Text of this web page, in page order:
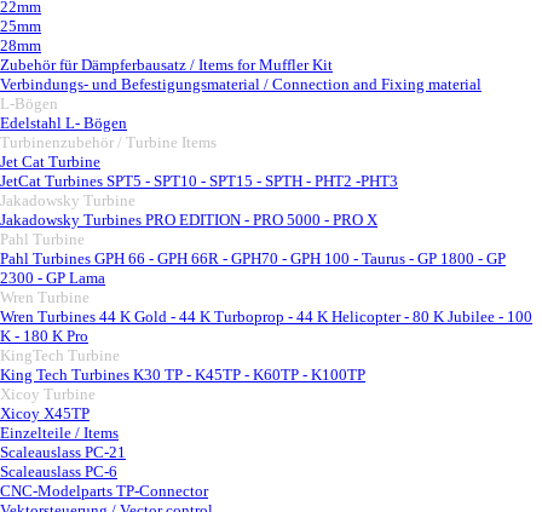
22mm
25mm
28mm
Zubehör für Dämpferbausatz / Items for Muffler Kit
Verbindungs- und Befestigungsmaterial / Connection and Fixing material
L-Bögen
Edelstahl L- Bögen
Turbinenzubehör / Turbine Items
Jet Cat Turbine
JetCat Turbines SPT5 - SPT10 - SPT15 - SPTH - PHT2 -PHT3
Jakadowsky Turbine
Jakadowsky Turbines PRO EDITION - PRO 5000 - PRO X
Pahl Turbine
Pahl Turbines GPH 66 - GPH 66R - GPH70 - GPH 100 - Taurus - GP 1800 - GP
2300 - GP Lama
Wren Turbine
Wren Turbines 44 K Gold - 44 K Turboprop - 44 K Helicopter - 80 K Jubilee - 100
K - 180 K Pro
KingTech Turbine
King Tech Turbines K30 TP - K45TP - K60TP - K100TP
Xicoy Turbine
Xicoy X45TP
Einzelteile / Items
Scaleauslass PC-21
Scaleauslass PC-6
CNC-Modelparts TP-Connector